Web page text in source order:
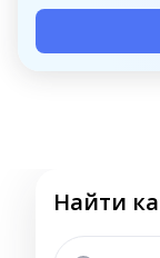
Найти